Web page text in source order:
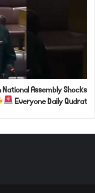
National Assembly Shocks
Everyone Daily Qudrat